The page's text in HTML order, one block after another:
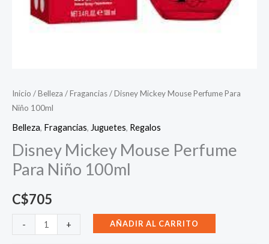
Inicio /Belleza /Fragancias/ Disney Mickey Mouse Perfume Para
Niño 100ml
Belleza, Fragancias, Juguetes, Regalos
Disney Mickey Mouse Perfume
Para Niño 100ml
C$705
-
Mickey
+ AÑADIR AL CARRITO